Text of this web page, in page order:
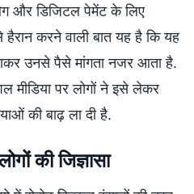
और डिजिटल पेमेंट के लिए
करने वाली बात यह है कि यह
उनसे पैसे मांगता नजर आता है.
मीडिया पर लोगों ने इसे लेकर
की बाढ़ ला दी है.
की जिज्ञासा